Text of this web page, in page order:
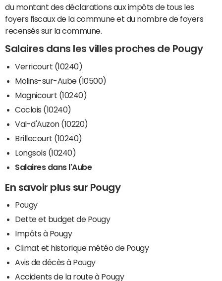
du montant des déclarations aux impôts de tous les
foyers fiscaux de la commune et du nombre de foyers
recensés sur la commune.
Salaires dans les villes proches de Pougy
Verricourt (10240)
Molins-sur-Aube (10500)
Magnicourt (10240)
Coclois (10240)
Val-d'Auzon (10220)
Brillecourt (10240)
Longsols (10240)
Salaires dans l'Aube
En savoir plus sur Pougy
Pougy
Dette et budget de Pougy
Impôts à Pougy
Climat et historique météo de Pougy
Avis de décès à Pougy
Accidents de la route à Pougy